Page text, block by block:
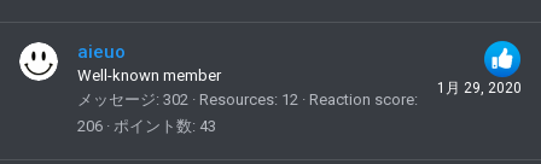
1月 29, 2020
aieuo
Well-known member
メッセージ 302 Resources 12
Reaction score
206
ポイント数 43